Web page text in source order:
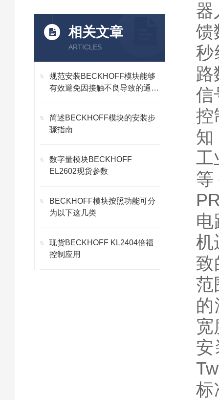
相关文章
ARTICLES
规范安装BECKHOFF模块能够
有效避免因接触不良导致的通讯
简述BECKHOFF模块的安装步
骤指南
数字量模块BECKHOFF
EL2602现货参数
BECKHOFF模块按照功能可分
为以下这几类
现货BECKHOFF KL2404倍福
控制应用
器
馈
秒
路
信
控
知
工
机
致
范
宽
标